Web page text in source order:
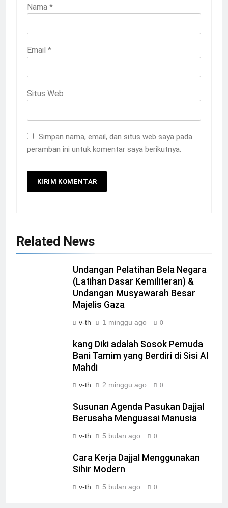
Nama *
Email *
Situs Web
Simpan nama, email, dan situs web saya pada
peramban ini untuk komentar saya berikutnya.
Related News
Undangan Pelatihan Bela Negara
(Latihan Dasar Kemiliteran) &
Undangan Musyawarah Besar
Majelis Gaza
v-th 1 minggu ago 0
kang Diki adalah Sosok Pemuda
Bani Tamim yang Berdiri di Sisi Al
Mahdi
v-th 2 minggu ago 0
Susunan Agenda Pasukan Dajjal
Berusaha Menguasai Manusia
v-th 5 bulan ago 0
Cara Kerja Dajjal Menggunakan
Sihir Modern
v-th 5 bulan ago 0